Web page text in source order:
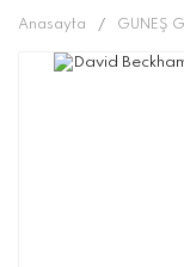
Anasayfa GÜNEŞ